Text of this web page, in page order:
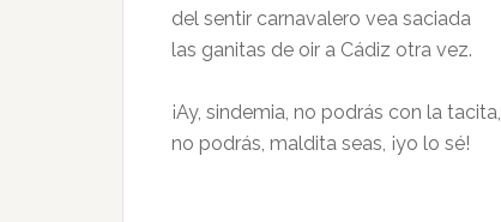
del sentir carnavalero vea saciada
las ganitas de oir a Cádiz otra vez.
¡Ay, sindemia, no podrás con la tacita,
no podrás, maldita seas, ¡yo lo sé!